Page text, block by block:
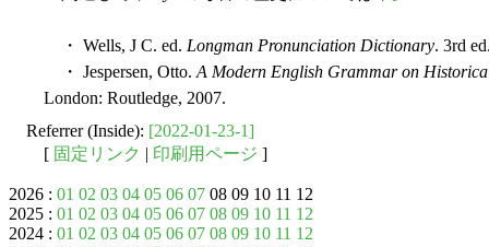
・ Wells, J C. ed. Longman Pronunciation Dictionary. 3rd
・ Jespersen, Otto. A Modern English Grammar on
London: Routledge, 2007.
Referrer (Inside): [2022-01-23-1]
[ 固定リンク | 印刷用ページ ]
2026 : 01 02 03 04 05 06 07 08 09 10 11 12
2025 : 01 02 03 04 05 06 07 08 09 10 11 12
2024 : 01 02 03 04 05 06 07 08 09 10 11 12